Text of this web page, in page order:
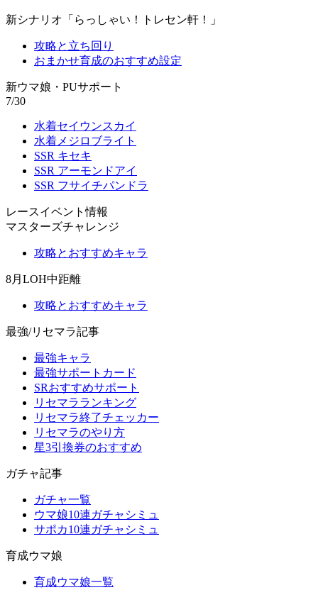
新シナリオ「らっしゃい！トレセン軒！」
攻略と立ち回り
おまかせ育成のおすすめ設定
新ウマ娘・PUサポート
7/30
水着セイウンスカイ
水着メジロブライト
SSR キセキ
SSR アーモンドアイ
SSR フサイチパンドラ
レースイベント情報
マスターズチャレンジ
攻略とおすすめキャラ
8月LOH中距離
攻略とおすすめキャラ
最強/リセマラ記事
最強キャラ
最強サポートカード
SRおすすめサポート
リセマラランキング
リセマラ終了チェッカー
リセマラのやり方
星3引換券のおすすめ
ガチャ記事
ガチャ一覧
ウマ娘10連ガチャシミュ
サポカ10連ガチャシミュ
育成ウマ娘
育成ウマ娘一覧